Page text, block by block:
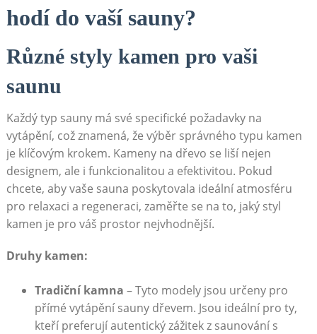
hodí do vaší sauny?
Různé styly kamen pro vaši
saunu
Každý typ sauny má své specifické požadavky na
vytápění, což znamená, že výběr správného typu kamen
je klíčovým krokem. Kameny na dřevo se liší nejen
designem, ale i funkcionalitou a efektivitou. Pokud
chcete, aby vaše sauna poskytovala ideální atmosféru
pro relaxaci a regeneraci, zaměřte se na to, jaký styl
kamen je pro váš prostor nejvhodnější.
Druhy kamen:
Tradiční kamna – Tyto modely jsou určeny pro
přímé vytápění sauny dřevem. Jsou ideální pro ty,
kteří preferují autentický zážitek z saunování s